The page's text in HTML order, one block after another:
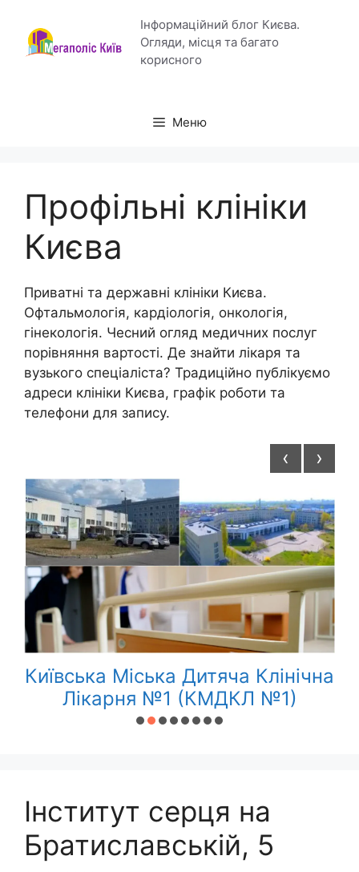
вмісту
Інформаційний блог Києва.
Огляди, місця та багато
корисного
Меню
Профільні клініки
Києва
Приватні та державні клініки Києва.
Офтальмологія, кардіологія, онкологія,
гінекологія. Чесний огляд медичних послуг
порівняння вартості. Де знайти лікаря та
вузького спеціаліста? Традиційно публікуємо
адреси клініки Києва, графік роботи та
телефони для запису.
Київська Міська Дитяча Клінічна
Лікарня №1 (КМДКЛ №1)
‹ ›
Інститут серця на
Братиславській, 5